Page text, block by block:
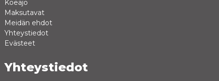
Koeajo
Maksutavat
Meidän ehdot
Yhteystiedot
Evästeet
Yhteystiedot